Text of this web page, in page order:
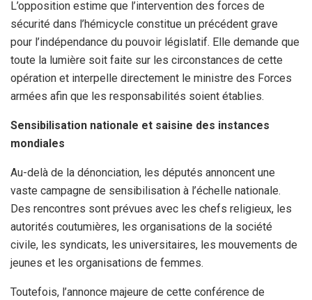
L’opposition estime que l’intervention des forces de
sécurité dans l’hémicycle constitue un précédent grave
pour l’indépendance du pouvoir législatif. Elle demande que
toute la lumière soit faite sur les circonstances de cette
opération et interpelle directement le ministre des Forces
armées afin que les responsabilités soient établies.
Sensibilisation nationale et saisine des instances
mondiales
Au-delà de la dénonciation, les députés annoncent une
vaste campagne de sensibilisation à l’échelle nationale.
Des rencontres sont prévues avec les chefs religieux, les
autorités coutumières, les organisations de la société
civile, les syndicats, les universitaires, les mouvements de
jeunes et les organisations de femmes.
Toutefois, l’annonce majeure de cette conférence de